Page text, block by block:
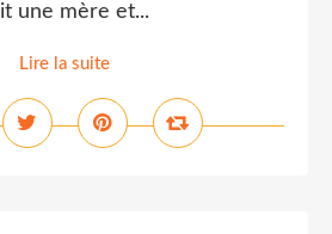
une mère et...
Lire la suite